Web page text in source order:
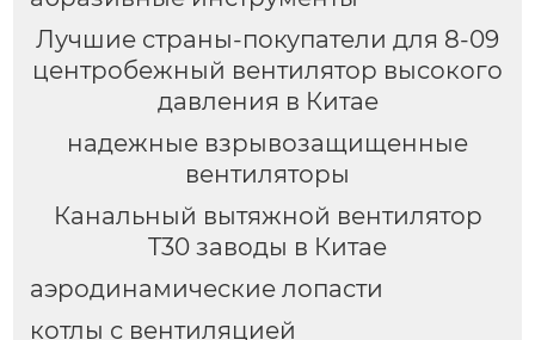
Лучшие страны-покупатели для 8-09
центробежный вентилятор высокого
давления в Китае
надежные взрывозащищенные
вентиляторы
Канальный вытяжной вентилятор
T30 заводы в Китае
аэродинамические лопасти
котлы с вентиляцией